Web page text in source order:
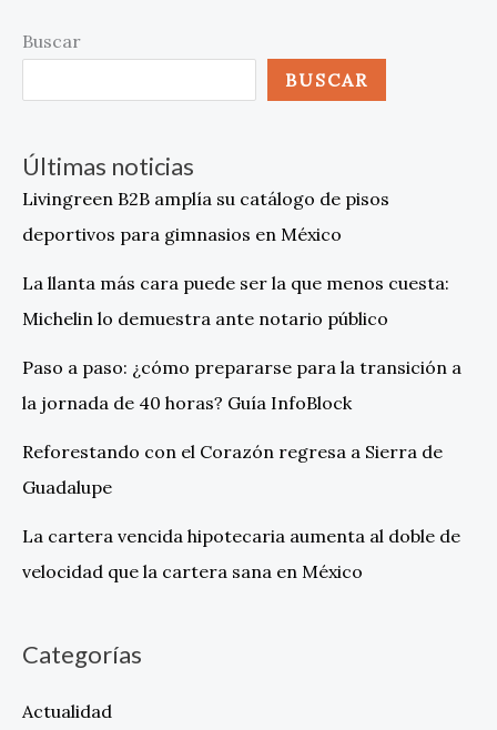
Buscar
BUSCAR
Últimas noticias
Livingreen B2B amplía su catálogo de pisos
deportivos para gimnasios en México
La llanta más cara puede ser la que menos cuesta:
Michelin lo demuestra ante notario público
Paso a paso: ¿cómo prepararse para la transición a
la jornada de 40 horas? Guía InfoBlock
Reforestando con el Corazón regresa a Sierra de
Guadalupe
La cartera vencida hipotecaria aumenta al doble de
velocidad que la cartera sana en México
Categorías
Actualidad